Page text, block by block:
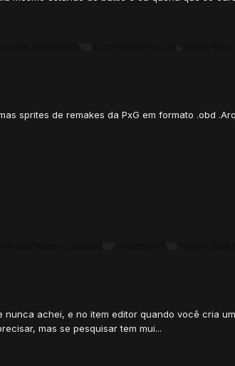
sprites de remakes da PxG em formato .obd
achei, e no item editor quando você cria
mas se pesquisar tem mui...